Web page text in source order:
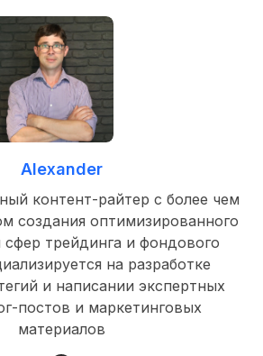
Alexander
контент-райтер с более чем
создания оптимизированного
сфер трейдинга и фондового
на разработке
и написании экспертных
постов и маркетинговых
материалов